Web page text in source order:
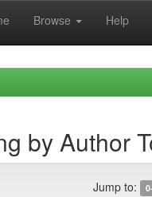
Browse Help
by Author
Jump to: